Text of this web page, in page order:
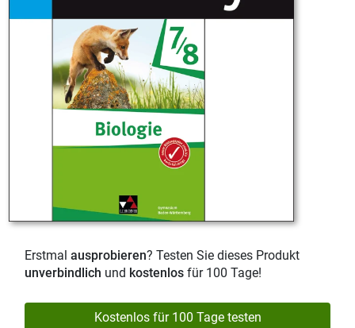
Erstmal ausprobieren? Testen Sie dieses Produkt
unverbindlich und kostenlos für 100 Tage!
Kostenlos für 100 Tage testen